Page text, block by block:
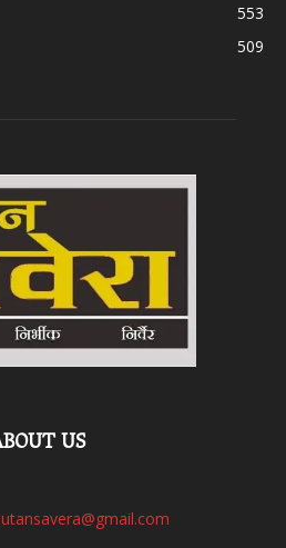
553
509
US